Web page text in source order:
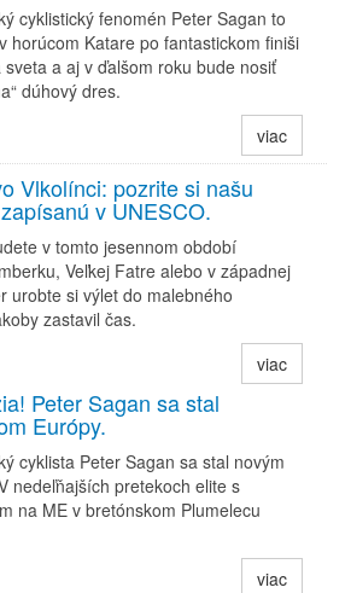
cyklistický fenomén Peter Sagan to
horúcom Katare po fantastickom finiši
a aj v ďalšom roku bude nosiť
dúhový dres.
viac
Vlkolínci: pozrite si našu
v UNESCO.
v tomto jesennom období
Veľkej Fatre alebo v západnej
urobte si výlet do malebného
zastavil čas.
viac
Peter Sagan sa stal
Európy.
cyklista Peter Sagan sa stal novým
nedeľňajších pretekoch elite s
na ME v bretónskom Plumelecu
viac